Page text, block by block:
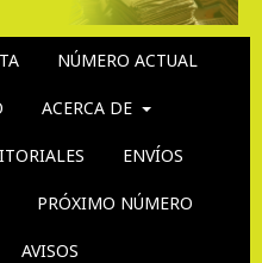
NÚMERO ACTUAL
ACERCA DE
ENVÍOS
PRÓXIMO NÚMERO
AVISOS